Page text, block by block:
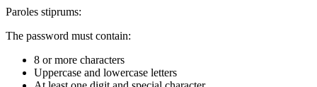
Paroles stiprums:
The password must contain:
8 or more characters
Uppercase and lowercase letters